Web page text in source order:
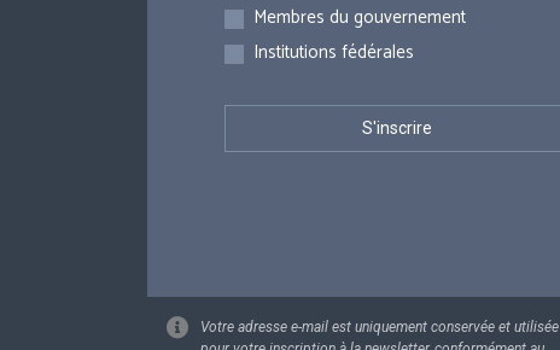
Membres du gouvernement
Institutions fédérales
Votre adresse e-mail est uniquement conservée et utilisée